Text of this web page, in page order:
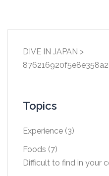
DIVE IN JAPAN >
Topics
Experience (3)
Foods (7)
Difficult to find in your